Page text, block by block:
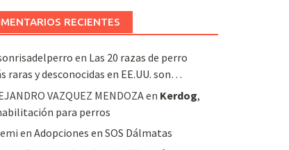
RECIENTES
en Las 20 razas de perro
raras y desconocidas en EE.UU. son…
VAZQUEZ MENDOZAen Kerdog,
para perros
en Adopciones en SOS Dálmatas